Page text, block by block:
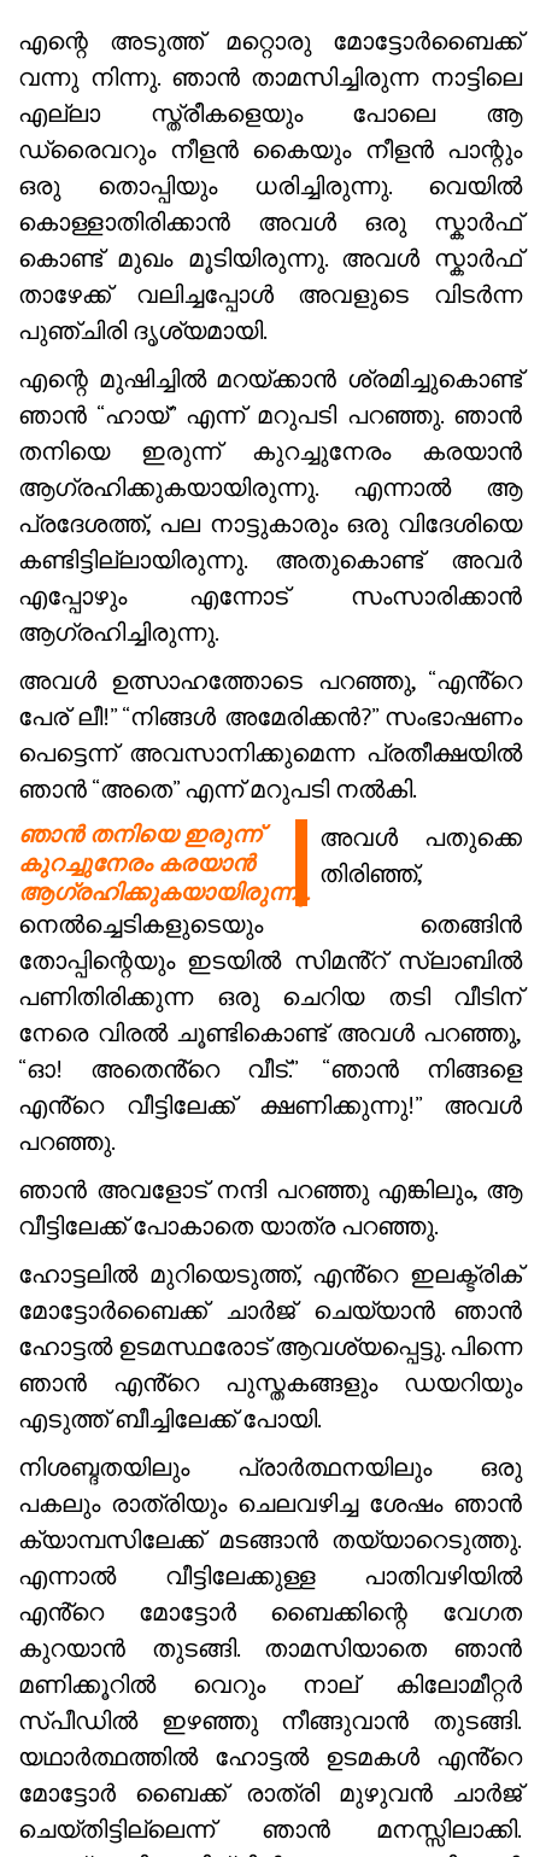
എന്റെ അടുത്ത് മറ്റൊരു മോട്ടോർബൈക്ക്
വന്നു നിന്നു. ഞാൻ താമസിച്ചിരുന്ന നാട്ടിലെ
എല്ലാ സ്ത്രീകളെയും പോലെ ആ
ഡ്രൈവറും നീളൻ കൈയും നീളൻ പാന്റും
ഒരു തൊപ്പിയും ധരിച്ചിരുന്നു. വെയിൽ
കൊള്ളാതിരിക്കാൻ അവൾ ഒരു സ്കാർഫ്
കൊണ്ട് മുഖം മൂടിയിരുന്നു. അവൾ സ്കാർഫ്
താഴേക്ക് വലിച്ചപ്പോൾ അവളുടെ വിടർന്ന
പുഞ്ചിരി ദൃശ്യമായി.
എന്റെ മുഷിച്ചിൽ മറയ്ക്കാൻ ശ്രമിച്ചുകൊണ്ട്
ഞാൻ “ഹായ്” എന്ന് മറുപടി പറഞ്ഞു. ഞാൻ
തനിയെ ഇരുന്ന് കുറച്ചുനേരം കരയാൻ
ആഗ്രഹിക്കുകയായിരുന്നു. എന്നാൽ ആ
പ്രദേശത്ത്, പല നാട്ടുകാരും ഒരു വിദേശിയെ
കണ്ടിട്ടില്ലായിരുന്നു. അതുകൊണ്ട് അവർ
എപ്പോഴും എന്നോട് സംസാരിക്കാൻ
ആഗ്രഹിച്ചിരുന്നു.
അവൾ ഉത്സാഹത്തോടെ പറഞ്ഞു, “എൻ്റെ
പേര് ലീ!” “നിങ്ങൾ അമേരിക്കൻ?” സംഭാഷണം
പെട്ടെന്ന് അവസാനിക്കുമെന്ന പ്രതീക്ഷയിൽ
ഞാൻ “അതെ” എന്ന് മറുപടി നൽകി.
ഞാൻ തനിയെ ഇരുന്ന്
കുറച്ചുനേരം കരയാൻ
ആഗ്രഹിക്കുകയായിരുന്നു.
അവൾ പതുക്കെ
തിരിഞ്ഞ്,
നെൽച്ചെടികളുടെയും തെങ്ങിൻ
തോപ്പിന്റെയും ഇടയിൽ സിമൻ്റ് സ്ലാബിൽ
പണിതിരിക്കുന്ന ഒരു ചെറിയ തടി വീടിന്
നേരെ വിരൽ ചൂണ്ടികൊണ്ട് അവൾ പറഞ്ഞു,
“ഓ! അതെൻ്റെ വീട്.” “ഞാൻ നിങ്ങളെ
എൻ്റെ വീട്ടിലേക്ക് ക്ഷണിക്കുന്നു!” അവൾ
പറഞ്ഞു.
ഞാൻ അവളോട് നന്ദി പറഞ്ഞു എങ്കിലും, ആ
വീട്ടിലേക്ക് പോകാതെ യാത്ര പറഞ്ഞു.
ഹോട്ടലിൽ മുറിയെടുത്ത്, എൻ്റെ ഇലക്ട്രിക്
മോട്ടോർബൈക്ക് ചാർജ് ചെയ്യാൻ ഞാൻ
ഹോട്ടൽ ഉടമസ്ഥരോട് ആവശ്യപ്പെട്ടു. പിന്നെ
ഞാൻ എൻ്റെ പുസ്തകങ്ങളും ഡയറിയും
എടുത്ത് ബീച്ചിലേക്ക് പോയി.
നിശബ്ദതയിലും പ്രാർത്ഥനയിലും ഒരു
പകലും രാത്രിയും ചെലവഴിച്ച ശേഷം ഞാൻ
ക്യാമ്പസിലേക്ക് മടങ്ങാൻ തയ്യാറെടുത്തു.
എന്നാൽ വീട്ടിലേക്കുള്ള പാതിവഴിയിൽ
എൻ്റെ മോട്ടോർ ബൈക്കിന്റെ വേഗത
കുറയാൻ തുടങ്ങി. താമസിയാതെ ഞാൻ
മണിക്കൂറിൽ വെറും നാല് കിലോമീറ്റർ
സ്പീഡിൽ ഇഴഞ്ഞു നീങ്ങുവാൻ തുടങ്ങി.
യഥാർത്ഥത്തിൽ ഹോട്ടൽ ഉടമകൾ എൻ്റെ
മോട്ടോർ ബൈക്ക് രാത്രി മുഴുവൻ ചാർജ്
ചെയ്‌തിട്ടില്ലെന്ന് ഞാൻ മനസ്സിലാക്കി.